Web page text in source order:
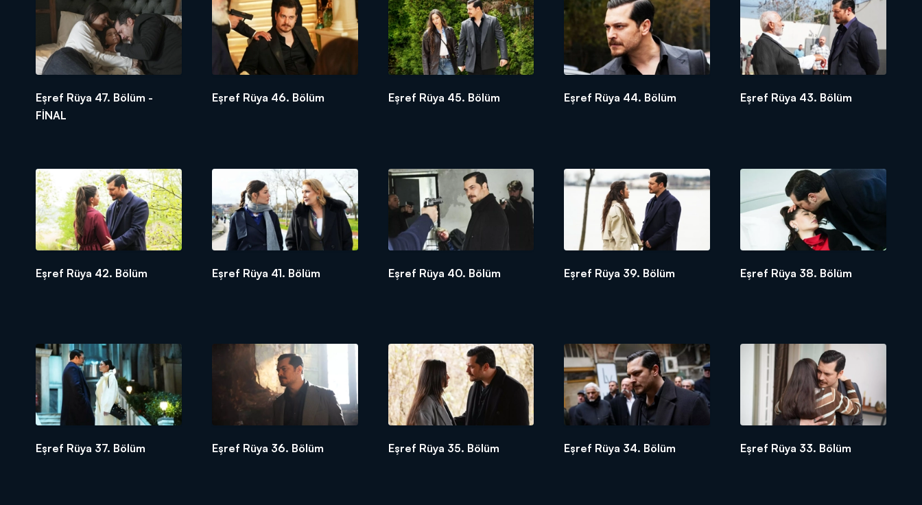
Eşref Rüya 47. Bölüm -
FİNAL
Eşref Rüya 46. Bölüm Eşref Rüya 45. Bölüm Eşref Rüya 44. Bölüm Eşref Rüya 43. Bölüm
Eşref Rüya 42. Bölüm Eşref Rüya 41. Bölüm Eşref Rüya 40. Bölüm Eşref Rüya 39. Bölüm Eşref Rüya 38. Bölüm
Eşref Rüya 37. Bölüm Eşref Rüya 36. Bölüm Eşref Rüya 35. Bölüm Eşref Rüya 34. Bölüm Eşref Rüya 33. Bölüm